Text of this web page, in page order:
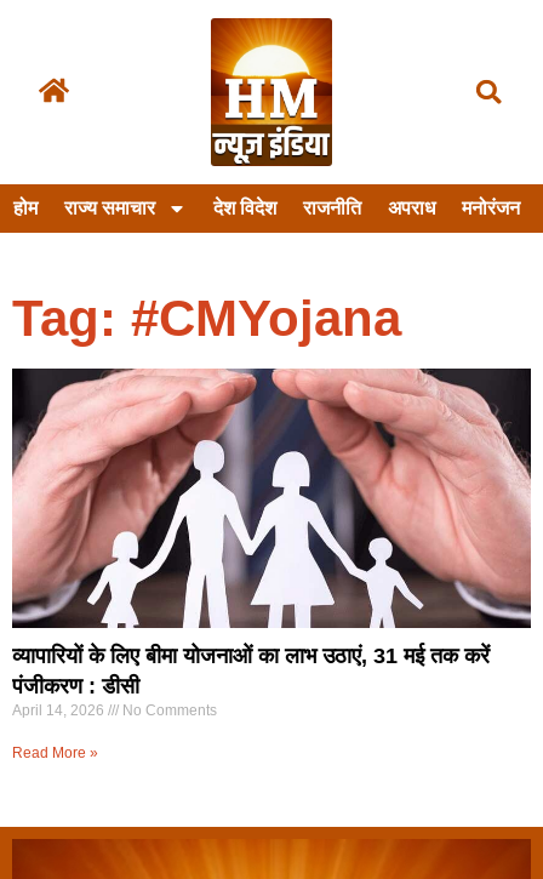
होम राज्य समाचार देश विदेश राजनीति अपराध मनोरंजन
Tag: #CMYojana
व्यापारियों के लिए बीमा योजनाओं का लाभ उठाएं, 31 मई तक करें
पंजीकरण : डीसी
April 14, 2026 No Comments
Read More »